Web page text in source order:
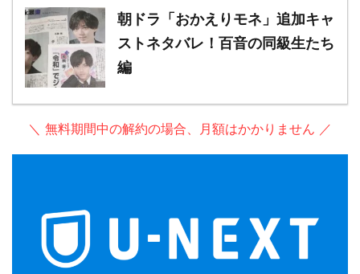
朝ドラ「おかえりモネ」追加キャ
ストネタバレ！百音の同級生たち
編
＼ 無料期間中の解約の場合、月額はかかりません ／